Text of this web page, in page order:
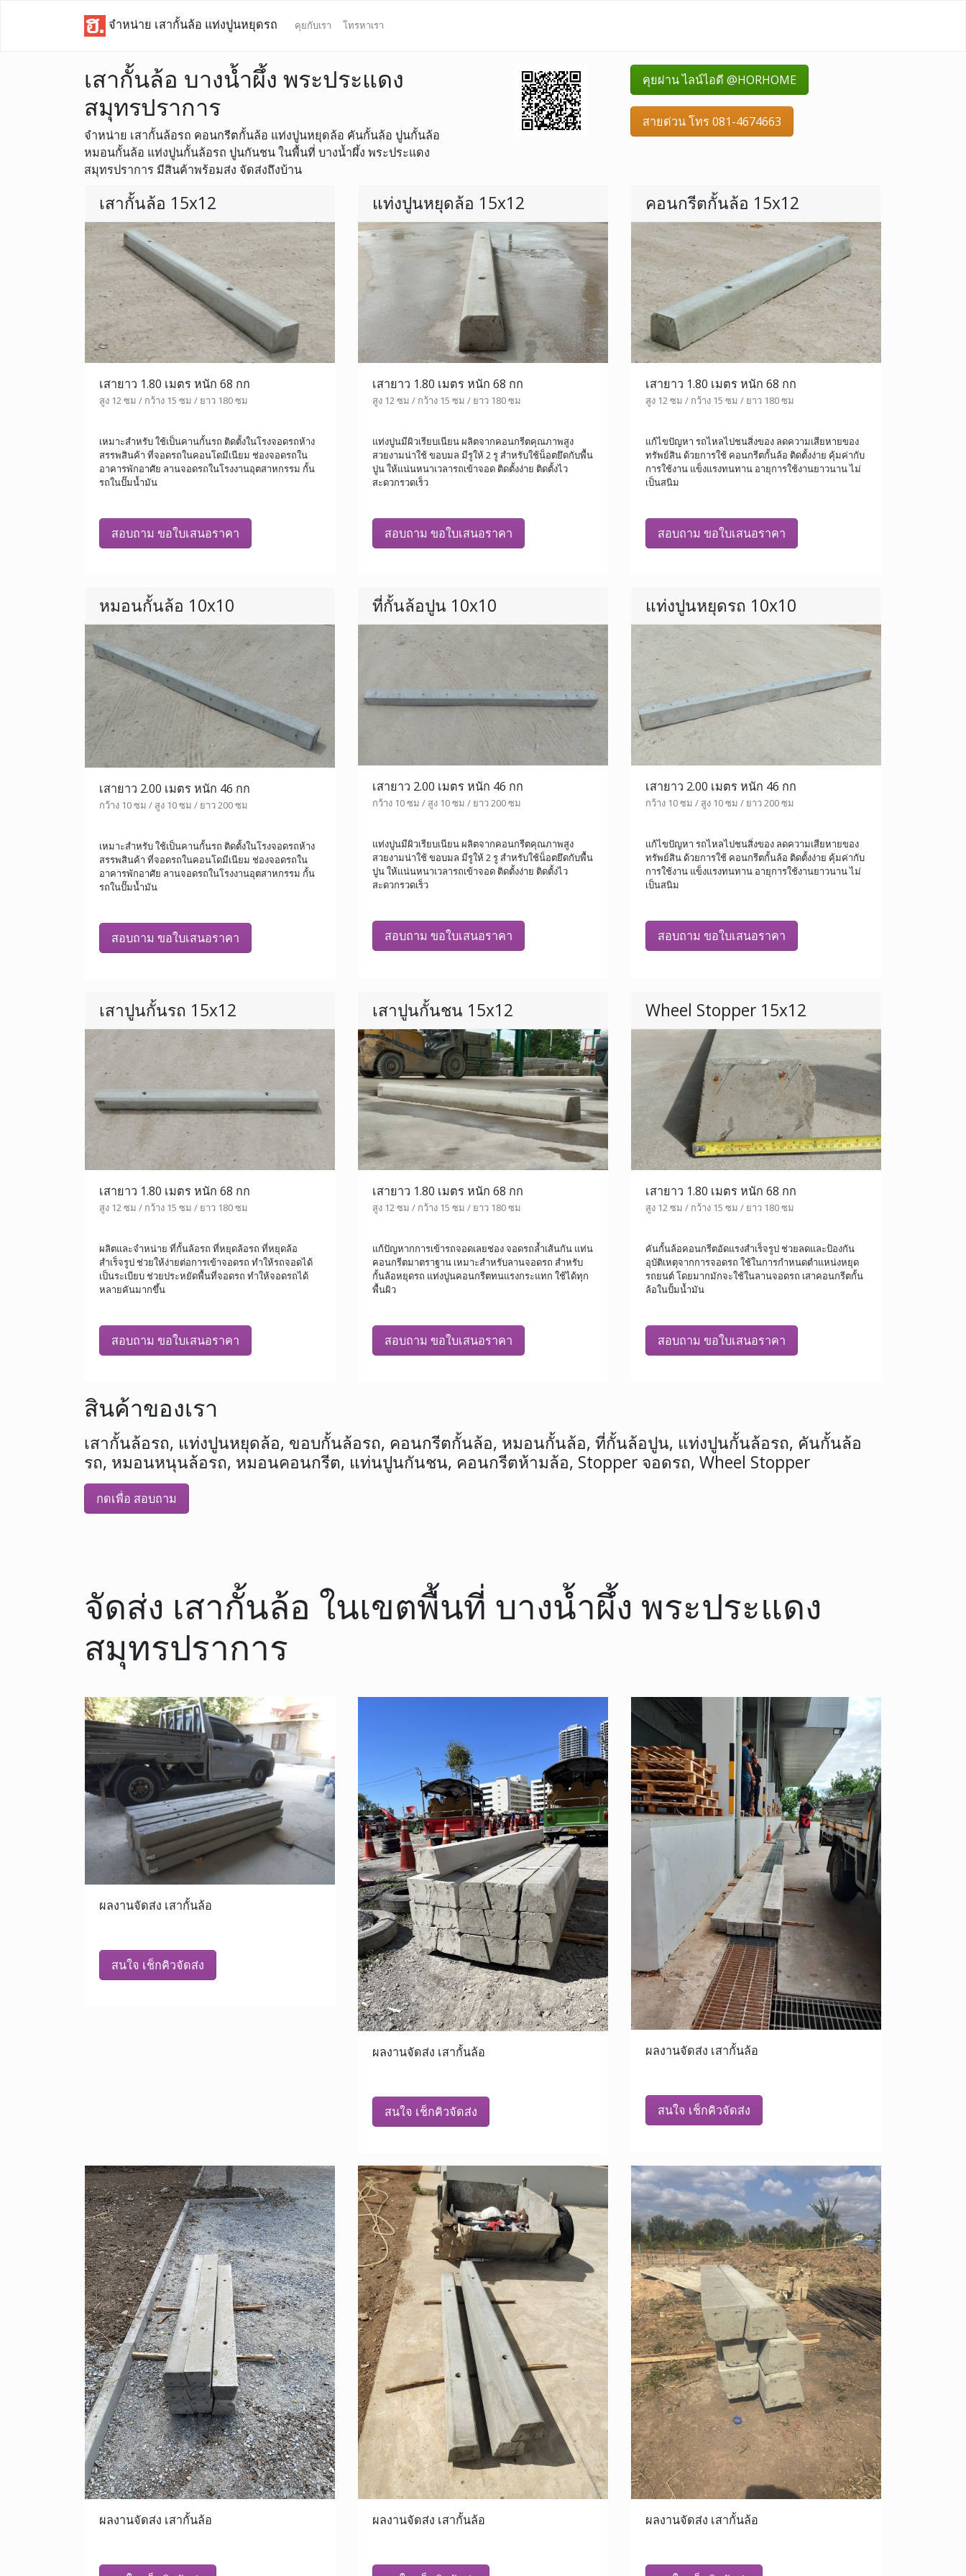
จำหน่าย เสากั้นล้อ แท่งปูนหยุดรถ คุยกับเรา โทรหาเรา
เสากั้นล้อ บางน้ำผึ้ง พระประแดง
สมุทรปราการ
จำหน่าย เสากั้นล้อรถ คอนกรีตกั้นล้อ แท่งปูนหยุดล้อ คันกั้นล้อ ปูนกั้นล้อ
หมอนกั้นล้อ แท่งปูนกั้นล้อรถ ปูนกันชน ในพื้นที่ บางน้ำผึ้ง พระประแดง
สมุทรปราการ มีสินค้าพร้อมส่ง จัดส่งถึงบ้าน
คุยผ่าน ไลน์ไอดี @HORHOME
สายด่วน โทร 081-4674663
เสากั้นล้อ 15x12
เสายาว 1.80 เมตร หนัก 68 กก
สูง 12 ซม / กว้าง 15 ซม / ยาว 180 ซม
เหมาะสำหรับ ใช้เป็นคานกั้นรถ ติดตั้งในโรงจอดรถห้าง
สรรพสินค้า ที่จอดรถในคอนโดมีเนียม ช่องจอดรถใน
อาคารพักอาศัย ลานจอดรถในโรงงานอุตสาหกรรม กั้น
รถในปั๊มน้ำมัน
สอบถาม ขอใบเสนอราคา
แท่งปูนหยุดล้อ 15x12
เสายาว 1.80 เมตร หนัก 68 กก
สูง 12 ซม / กว้าง 15 ซม / ยาว 180 ซม
แท่งปูนมีผิวเรียบเนียน ผลิตจากคอนกรีตคุณภาพสูง
สวยงามน่าใช้ ขอบมล มีรูให้ 2 รู สำหรับใช้น็อตยึดกับพื้น
ปูน ให้แน่นหนาเวลารถเข้าจอด ติดตั้งง่าย ติดตั้งไว
สะดวกรวดเร็ว
สอบถาม ขอใบเสนอราคา
คอนกรีตกั้นล้อ 15x12
เสายาว 1.80 เมตร หนัก 68 กก
สูง 12 ซม / กว้าง 15 ซม / ยาว 180 ซม
แก้ไขปัญหา รถไหลไปชนสิ่งของ ลดความเสียหายของ
ทรัพย์สิน ด้วยการใช้ คอนกรีตกั้นล้อ ติดตั้งง่าย คุ้มค่ากับ
การใช้งาน แข็งแรงทนทาน อายุการใช้งานยาวนาน ไม่
เป็นสนิม
สอบถาม ขอใบเสนอราคา
หมอนกั้นล้อ 10x10
เสายาว 2.00 เมตร หนัก 46 กก
กว้าง 10 ซม / สูง 10 ซม / ยาว 200 ซม
เหมาะสำหรับ ใช้เป็นคานกั้นรถ ติดตั้งในโรงจอดรถห้าง
สรรพสินค้า ที่จอดรถในคอนโดมีเนียม ช่องจอดรถใน
อาคารพักอาศัย ลานจอดรถในโรงงานอุตสาหกรรม กั้น
รถในปั๊มน้ำมัน
สอบถาม ขอใบเสนอราคา
ที่กั้นล้อปูน 10x10
เสายาว 2.00 เมตร หนัก 46 กก
กว้าง 10 ซม / สูง 10 ซม / ยาว 200 ซม
แท่งปูนมีผิวเรียบเนียน ผลิตจากคอนกรีตคุณภาพสูง
สวยงามน่าใช้ ขอบมล มีรูให้ 2 รู สำหรับใช้น็อตยึดกับพื้น
ปูน ให้แน่นหนาเวลารถเข้าจอด ติดตั้งง่าย ติดตั้งไว
สะดวกรวดเร็ว
สอบถาม ขอใบเสนอราคา
แท่งปูนหยุดรถ 10x10
เสายาว 2.00 เมตร หนัก 46 กก
กว้าง 10 ซม / สูง 10 ซม / ยาว 200 ซม
แก้ไขปัญหา รถไหลไปชนสิ่งของ ลดความเสียหายของ
ทรัพย์สิน ด้วยการใช้ คอนกรีตกั้นล้อ ติดตั้งง่าย คุ้มค่ากับ
การใช้งาน แข็งแรงทนทาน อายุการใช้งานยาวนาน ไม่
เป็นสนิม
สอบถาม ขอใบเสนอราคา
เสาปูนกั้นรถ 15x12
เสายาว 1.80 เมตร หนัก 68 กก
สูง 12 ซม / กว้าง 15 ซม / ยาว 180 ซม
ผลิตและจำหน่าย ที่กั้นล้อรถ ที่หยุดล้อรถ ที่หยุดล้อ
สำเร็จรูป ช่วยให้ง่ายต่อการเข้าจอดรถ ทำให้รถจอดได้
เป็นระเบียบ ช่วยประหยัดพื้นที่จอดรถ ทำให้จอดรถได้
หลายคันมากขึ้น
สอบถาม ขอใบเสนอราคา
เสาปูนกั้นชน 15x12
เสายาว 1.80 เมตร หนัก 68 กก
สูง 12 ซม / กว้าง 15 ซม / ยาว 180 ซม
แก้ปัญหากการเข้ารถจอดเลยช่อง จอดรถล้ำเส้นกัน แท่น
คอนกรีตมาตราฐาน เหมาะสำหรับลานจอดรถ สำหรับ
กั้นล้อหยุดรถ แท่งปูนคอนกรีตทนแรงกระแทก ใช้ได้ทุก
พื้นผิว
สอบถาม ขอใบเสนอราคา
Wheel Stopper 15x12
เสายาว 1.80 เมตร หนัก 68 กก
สูง 12 ซม / กว้าง 15 ซม / ยาว 180 ซม
คันกั้นล้อคอนกรีตอัดแรงสำเร็จรูป ช่วยลดและป้องกัน
อุบัติเหตุจากการจอดรถ ใช้ในการกำหนดตำแหน่งหยุด
รถยนต์ โดยมากมักจะใช้ในลานจอดรถ เสาคอนกรีตกั้น
ล้อในปั้มน้ำมัน
สอบถาม ขอใบเสนอราคา
สินค้าของเรา
เสากั้นล้อรถ, แท่งปูนหยุดล้อ, ขอบกั้นล้อรถ, คอนกรีตกั้นล้อ, หมอนกั้นล้อ, ที่กั้นล้อปูน, แท่งปูนกั้นล้อรถ, คันกั้นล้อ
รถ, หมอนหนุนล้อรถ, หมอนคอนกรีต, แท่นปูนกันชน, คอนกรีตห้ามล้อ, Stopper จอดรถ, Wheel Stopper
กดเพื่อ สอบถาม
จัดส่ง เสากั้นล้อ ในเขตพื้นที่ บางน้ำผึ้ง พระประแดง
สมุทรปราการ
ผลงานจัดส่ง เสากั้นล้อ
สนใจ เช็กคิวจัดส่ง
ผลงานจัดส่ง เสากั้นล้อ
สนใจ เช็กคิวจัดส่ง
ผลงานจัดส่ง เสากั้นล้อ
สนใจ เช็กคิวจัดส่ง
ผลงานจัดส่ง เสากั้นล้อ ผลงานจัดส่ง เสากั้นล้อ ผลงานจัดส่ง เสากั้นล้อ